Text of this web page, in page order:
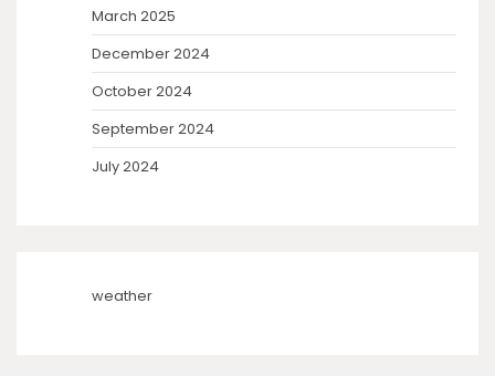
March 2025
December 2024
October 2024
September 2024
July 2024
weather